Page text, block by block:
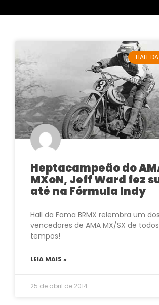
HALL
Heptacampeão do
MXoN, Jeff Ward fez
até na Fórmula Indy
Hall da Fama BRMX relembra um
vencedores de AMA MX/SX de
tempos!
LEIA MAIS »
25 de abril de 2014